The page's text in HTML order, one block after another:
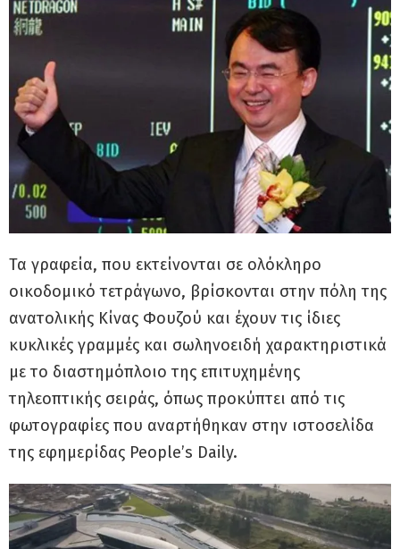
Τα γραφεία, που εκτείνονται σε ολόκληρο
οικοδομικό τετράγωνο, βρίσκονται στην πόλη της
ανατολικής Κίνας Φουζού και έχουν τις ίδιες
κυκλικές γραμμές και σωληνοειδή χαρακτηριστικά
με το διαστημόπλοιο της επιτυχημένης
τηλεοπτικής σειράς, όπως προκύπτει από τις
φωτογραφίες που αναρτήθηκαν στην ιστοσελίδα
της εφημερίδας People’s Daily.